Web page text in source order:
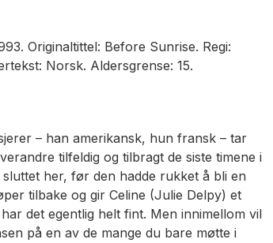
Originaltittel: Before Sunrise. Regi:
Norsk. Aldersgrense: 15.
– han amerikansk, hun fransk – tar
tilfeldig og tilbragt de siste timene i
her, før den hadde rukket å bli en
tilbake og gir Celine (Julie Delpy) et
det egentlig helt fint. Men innimellom vil
på en av de mange du bare møtte i